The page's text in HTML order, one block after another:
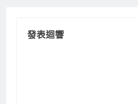
發表迴響